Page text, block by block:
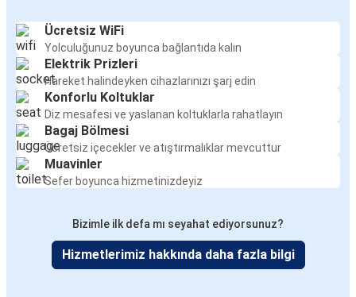
Ücretsiz WiFi
Yolculuğunuz boyunca bağlantıda kalın
Elektrik Prizleri
Hareket halindeyken cihazlarınızı şarj edin
Konforlu Koltuklar
Diz mesafesi ve yaslanan koltuklarla rahatlayın
Bagaj Bölmesi
Ücretsiz içecekler ve atıştırmalıklar mevcuttur
Muavinler
Sefer boyunca hizmetinizdeyiz
Bizimle ilk defa mı seyahat ediyorsunuz?
Hizmetlerimiz hakkında daha fazla bilgi